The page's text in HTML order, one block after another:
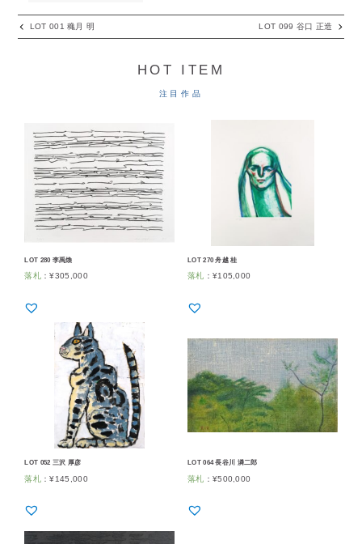
LOT 001 穐月 明 LOT 099 谷口 正造
HOT ITEM
注目作品
LOT 280 李禹煥
落札 ：¥305,000
LOT 270 舟越 桂
落札 ： ¥105,000
LOT 052 三沢 厚彦
落札 ：¥145,000
LOT 064 長谷川 潾二郎
落札 ： ¥500,000